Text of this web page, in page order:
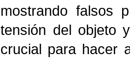
mostrando falsos
tensión del objeto
crucial para hacer